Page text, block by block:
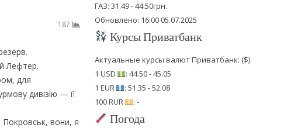
187
Лефтер.
для
дивізію — її
Покровськ, вони, я
ГАЗ: 31.49 - 44.50грн.
Обновлено: 16:00 05.07.2025
Курсы Приватбанк
Актуальные курсы валют Приватбанк: ($)
1 USD
: 44.50 - 45.05
1 EUR
: 51.35 - 52.08
100 RUR
: -
Погода